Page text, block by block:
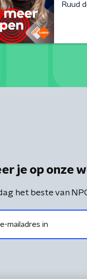
Ruud
je op onze
het beste van